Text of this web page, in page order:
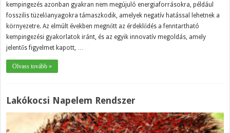
kempingezés azonban gyakran nem megújuló energiaforrásokra, például
fosszilis tüzelőanyagokra támaszkodik, amelyek negatív hatással lehetnek a
környezetre. Az elmúlt években megnőtt az érdeklődés a fenntartható
kempingezési gyakorlatok iránt, és az egyik innovatív megoldás, amely
jelentős figyelmet kapott, …
Olvass tovább »
Lakókocsi Napelem Rendszer